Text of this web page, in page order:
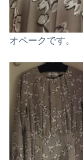
オペークです。